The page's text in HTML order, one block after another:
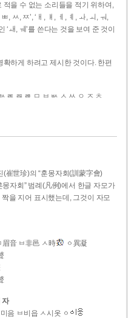
적을 수 없는 소리들을 적기 위하여,
, ㅆ, ㅉ’, ‘ㅐ, ㅒ, ㅔ, ㅖ, ㅘ, ㅚ, ㅝ,
‘ㅙ, ㅞ’를 쓴다는 것을 보여 준 것이
확하게 하려고 제시한 것이다. 한편
ㄾ ㄿ ㅀ ㅁ ㅂ ㅄ ㅅ ㅆ ㅇ ㅈ ㅊ
崔世珍)의 “훈몽자회(訓蒙字會)
자회” 범례(凡例)에서 한글 자모가
을 지어 표시했는데, 그것이 자모
眉音 ㅂ非邑 ㅅ時
ㆁ異凝
자
음 ㅂ비읍 ㅅ시옷 ㆁ